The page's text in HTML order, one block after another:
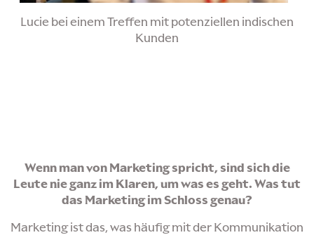
Lucie bei einem Treffen mit potenziellen indischen
Kunden
Wenn man von Marketing spricht, sind sich die
Leute nie ganz im Klaren, um was es geht. Was tut
das Marketing im Schloss genau?
Marketing ist das, was häufig mit der Kommunikation